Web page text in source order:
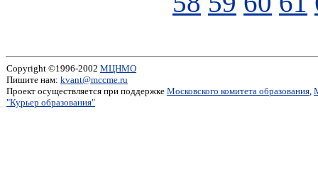
Copyright ©1996-2002 МЦНМО
Пишите нам: kvant@mccme.ru
Проект осуществляется при поддержке Московского комитета образования,
"Курьер образования"